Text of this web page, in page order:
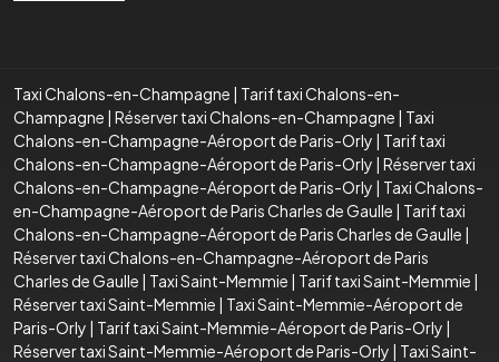
Taxi Chalons-en-Champagne | Tarif taxi Chalons-en-
Champagne | Réserver taxi Chalons-en-Champagne | Taxi
Chalons-en-Champagne-Aéroport de Paris-Orly | Tarif taxi
Chalons-en-Champagne-Aéroport de Paris-Orly | Réserver taxi
Chalons-en-Champagne-Aéroport de Paris-Orly | Taxi Chalons-
en-Champagne-Aéroport de Paris Charles de Gaulle | Tarif taxi
Chalons-en-Champagne-Aéroport de Paris Charles de Gaulle |
Réserver taxi Chalons-en-Champagne-Aéroport de Paris
Charles de Gaulle | Taxi Saint-Memmie | Tarif taxi Saint-Memmie |
Réserver taxi Saint-Memmie | Taxi Saint-Memmie-Aéroport de
Paris-Orly | Tarif taxi Saint-Memmie-Aéroport de Paris-Orly |
Réserver taxi Saint-Memmie-Aéroport de Paris-Orly | Taxi Saint-